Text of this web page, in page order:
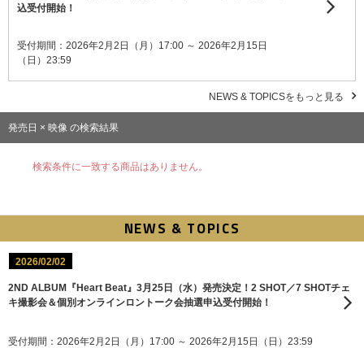
込受付開始！
受付期間：2026年2月2日（月）17:00 ～ 2026年2月15日
（日）23:59
NEWS & TOPICSをもっと見る
発売日 × 映像 の検索結果
検索条件に一致する商品はありません。
NEWS & TOPICS
2026/02/02
2ND ALBUM『Heart Beat』3月25日（水）発売決定！2 SHOT／7 SHOTチェ
キ撮影会＆個別オンラインロントーク会抽選申込受付開始！
受付期間：2026年2月2日（月）17:00 ～ 2026年2月15日（日）23:59